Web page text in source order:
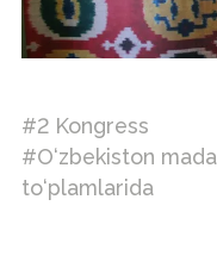
#2 Kongress
#O‘zbekiston
to‘plamlarida